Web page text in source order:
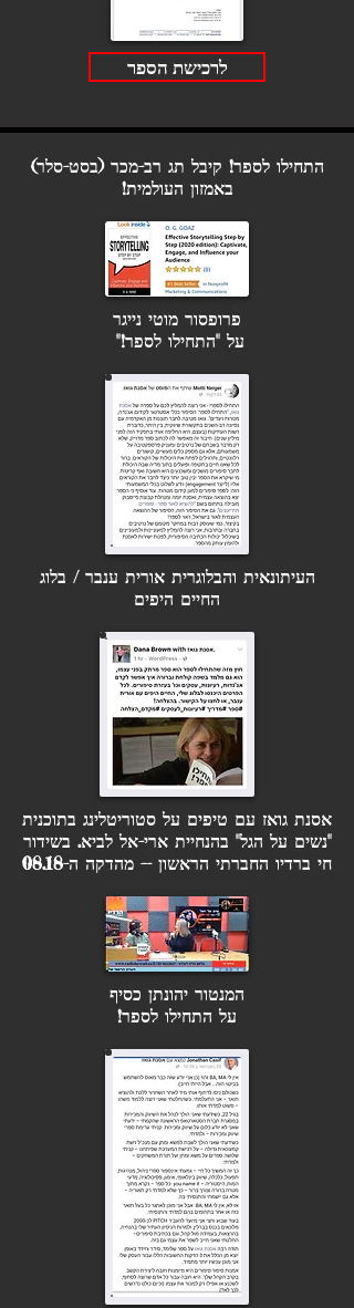
לרכישת הספר
התחילו לספר! קיבל תג רב-מכר (בסט-סלר)
באמזון העולמית!
פרופסור מוטי נייגר
על "התחילו לספר!"
העיתונאית והבלוגריתאורית ענבר / בלוג
החיים היפים
אסנת גואז עם טיפים על סטוריטלינג בתוכנית
"נשים על הגל" בהנחיית ארי-אל לביא. בשידור
חי ברדיו החברתי הראשון -- מהדקה ה-08.18
המנטור יהונתן כסיף
על התחילו לספר!